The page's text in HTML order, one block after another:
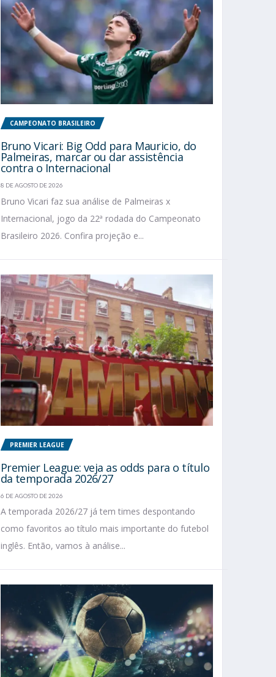
CAMPEONATO BRASILEIRO
Bruno Vicari: Big Odd para Mauricio, do
Palmeiras, marcar ou dar assistência
contra o Internacional
8 DE AGOSTO DE 2026
Bruno Vicari faz sua análise de Palmeiras x
Internacional, jogo da 22ª rodada do Campeonato
Brasileiro 2026. Confira projeção e...
PREMIER LEAGUE
Premier League: veja as odds para o título
da temporada 2026/27
6 DE AGOSTO DE 2026
A temporada 2026/27 já tem times despontando
como favoritos ao título mais importante do futebol
inglês. Então, vamos à análise...